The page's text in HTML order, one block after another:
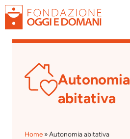
Autonomia
abitativa
Home »Autonomia abitativa